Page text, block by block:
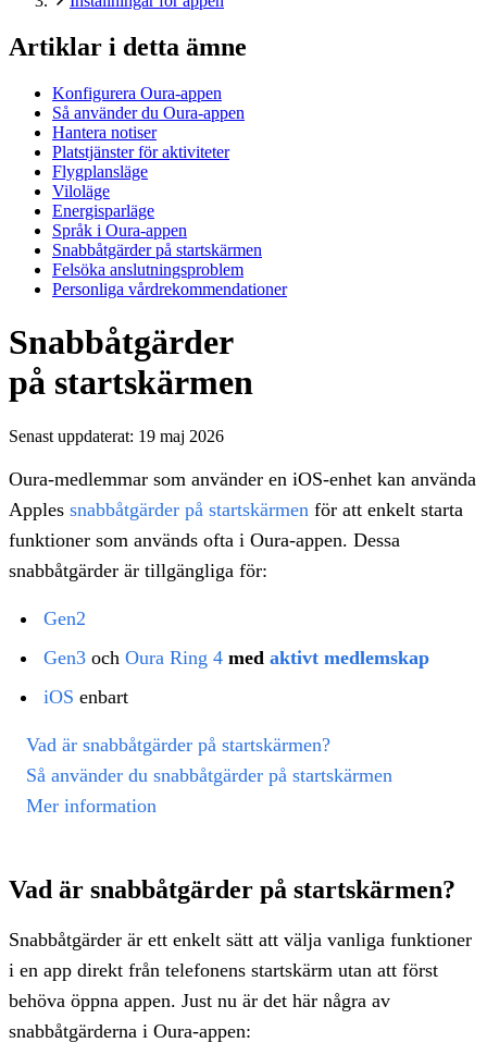
Artiklar i detta ämne
Konfigurera Oura-appen
Så använder du Oura-appen
Hantera notiser
Platstjänster för aktiviteter
Flygplansläge
Viloläge
Energisparläge
Språk i Oura-appen
Snabbåtgärder på startskärmen
Felsöka anslutningsproblem
Personliga vårdrekommendationer
Snabbåtgärder
på startskärmen
Senast uppdaterat: 19 maj 2026
Oura-medlemmar som använder en iOS-enhet kan använda
Apples snabbåtgärder på startskärmen för att enkelt starta
funktioner som används ofta i Oura-appen. Dessa
snabbåtgärder är tillgängliga för:
Gen2
Gen3 och Oura Ring 4 med aktivt medlemskap
iOS enbart
Vad är snabbåtgärder på startskärmen?
Så använder du snabbåtgärder på startskärmen
Mer information
Vad är snabbåtgärder på startskärmen?
Snabbåtgärder är ett enkelt sätt att välja vanliga funktioner
i en app direkt från telefonens startskärm utan att först
behöva öppna appen. Just nu är det här några av
snabbåtgärderna i Oura-appen: